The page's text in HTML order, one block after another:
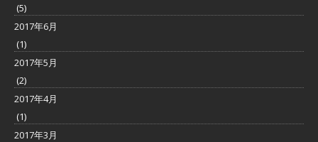
(5)
2017年6月
(1)
2017年5月
(2)
2017年4月
(1)
2017年3月